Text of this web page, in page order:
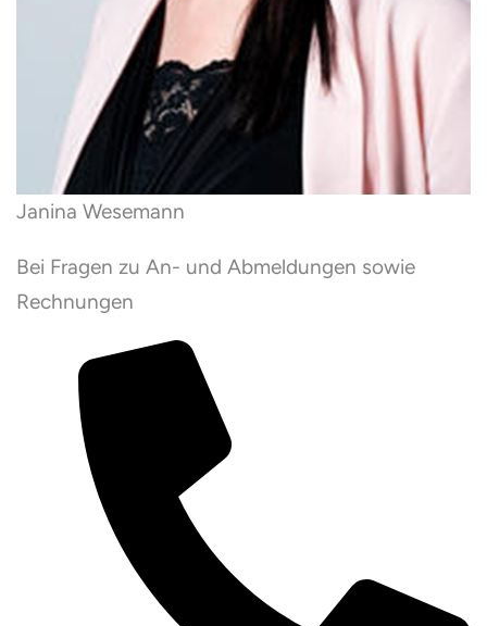
Janina Wesemann
Bei Fragen zu An- und Abmeldungen sowie
Rechnungen